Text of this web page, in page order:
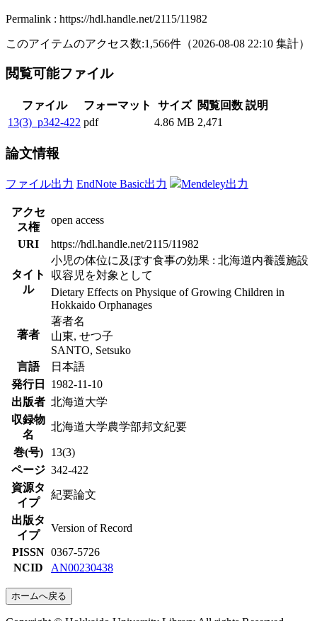
Permalink : https://hdl.handle.net/2115/11982
このアイテムのアクセス数:1,566件 （2026-08-08 22:10 集計）
閲覧可能ファイル
ファイル フォーマット サイズ 閲覧回数 説明
13(3)_p342-422 pdf 4.86 MB 2,471
論文情報
ファイル出力 EndNote Basic出力 Mendeley出力
アクセ
ス権
open access
URI
https://hdl.handle.net/2115/11982
タイト
ル
小児の体位に及ぼす食事の効果 : 北海道内養護施設
収容児を対象として
Dietary Effects on Physique of Growing Children in
Hokkaido Orphanages
著者
著者名
山東, せつ子
SANTO, Setsuko
言語
日本語
発行日
1982-11-10
出版者 北海道大学
収録物
名
北海道大学農学部邦文紀要
巻(号)
13(3)
ページ 342-422
資源タ
イプ
紀要論文
出版タ
イプ
Version of Record
PISSN 0367-5726
NCID
AN00230438
ホームへ戻る